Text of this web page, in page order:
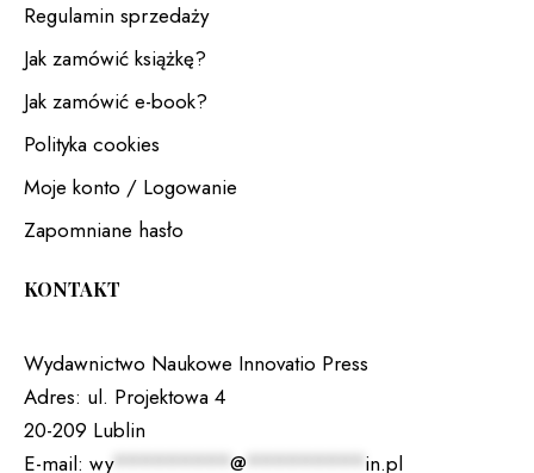
Regulamin sprzedaży
Jak zamówić książkę?
Jak zamówić e-book?
Polityka cookies
Moje konto / Logowanie
Zapomniane hasło
KONTAKT
Wydawnictwo Naukowe Innovatio Press
Adres: ul. Projektowa 4
20-209 Lublin
E-mail: wy*********@ ********* in.pl